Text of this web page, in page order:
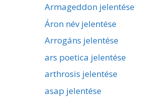
Armageddon jelentése
Áron név jelentése
Arrogáns jelentése
ars poetica jelentése
arthrosis jelentése
asap jelentése